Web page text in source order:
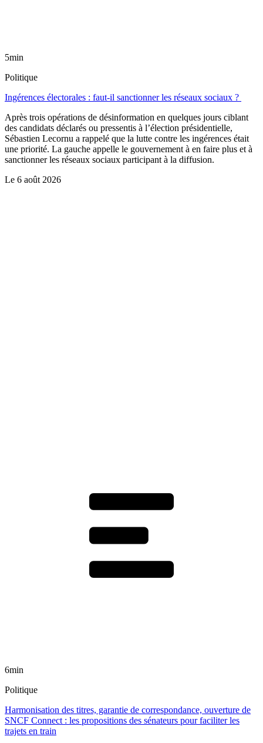
5min
Politique
Ingérences électorales : faut-il sanctionner les réseaux sociaux ?
Après trois opérations de désinformation en quelques jours ciblant
des candidats déclarés ou pressentis à l’élection présidentielle,
Sébastien Lecornu a rappelé que la lutte contre les ingérences était
une priorité. La gauche appelle le gouvernement à en faire plus et à
sanctionner les réseaux sociaux participant à la diffusion.
Le 6 août 2026
6min
Politique
Harmonisation des titres, garantie de correspondance, ouverture de
SNCF Connect : les propositions des sénateurs pour faciliter les
trajets en train